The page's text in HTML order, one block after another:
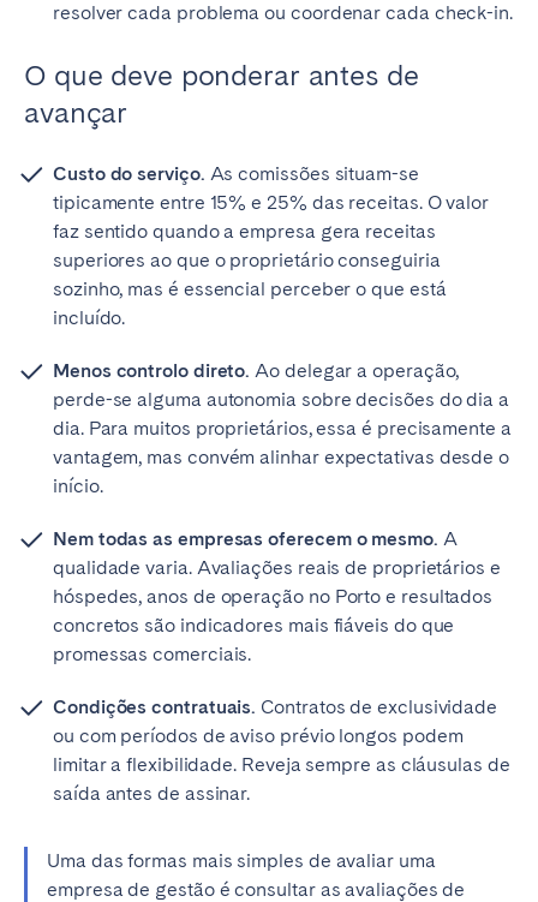
resolver cada problema ou coordenar cada check-in.
O que deve ponderar antes de
avançar
Custo do serviço. As comissões situam-se
tipicamente entre 15% e 25% das receitas. O valor
faz sentido quando a empresa gera receitas
superiores ao que o proprietário conseguiria
sozinho, mas é essencial perceber o que está
incluído.
Menos controlo direto. Ao delegar a operação,
perde-se alguma autonomia sobre decisões do dia a
dia. Para muitos proprietários, essa é precisamente a
vantagem, mas convém alinhar expectativas desde o
início.
Nem todas as empresas oferecem o mesmo. A
qualidade varia. Avaliações reais de proprietários e
hóspedes, anos de operação no Porto e resultados
concretos são indicadores mais fiáveis do que
promessas comerciais.
Condições contratuais. Contratos de exclusividade
ou com períodos de aviso prévio longos podem
limitar a flexibilidade. Reveja sempre as cláusulas de
saída antes de assinar.
Uma das formas mais simples de avaliar uma
empresa de gestão é consultar as avaliações de